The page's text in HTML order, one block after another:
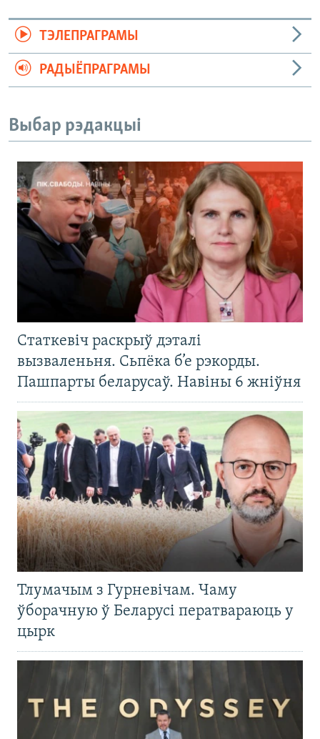
ТЭЛЕПРАГРАМЫ
РАДЫЁПРАГРАМЫ
Выбар рэдакцыі
Статкевіч раскрыў дэталі
вызваленьня. Сьпёка б’е рэкорды.
Пашпарты беларусаў. Навіны 6 жніўня
Тлумачым з Гурневічам. Чаму
ўборачную ў Беларусі ператвараюць у
цырк